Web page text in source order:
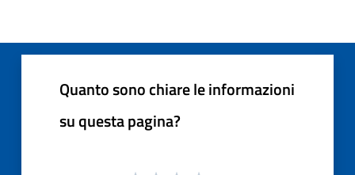
Quanto sono chiare le informazioni
su questa pagina?